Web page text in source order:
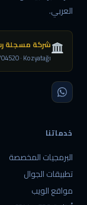
العربي.
شركة مسجلة
· Kozyatağı
خدماتنا
البرمجيات المخصصة
تطبيقات الجوال
مواقع الويب